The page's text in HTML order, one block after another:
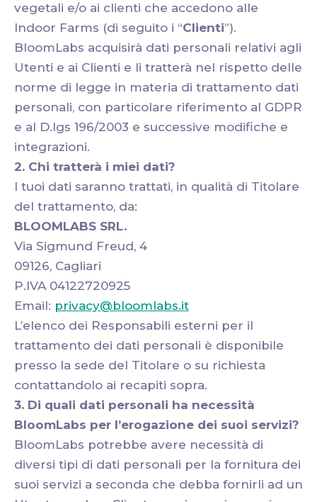
vegetali e/o ai clienti che accedono alle
Indoor Farms (di seguito i “Clienti”).
BloomLabs acquisirà dati personali relativi agli
Utenti e ai Clienti e li tratterà nel rispetto delle
norme di legge in materia di trattamento dati
personali, con particolare riferimento al GDPR
e al D.lgs 196/2003 e successive modifiche e
integrazioni.
2. Chi tratterà i miei dati?
I tuoi dati saranno trattati, in qualità di Titolare
del trattamento, da:
BLOOMLABS SRL.
Via Sigmund Freud, 4
09126, Cagliari
P.IVA 04122720925
Email: privacy@bloomlabs.it
L’elenco dei Responsabili esterni per il
trattamento dei dati personali è disponibile
presso la sede del Titolare o su richiesta
contattandolo ai recapiti sopra.
3. Di quali dati personali ha necessità
BloomLabs per l’erogazione dei suoi servizi?
BloomLabs potrebbe avere necessità di
diversi tipi di dati personali per la fornitura dei
suoi servizi a seconda che debba fornirli ad un